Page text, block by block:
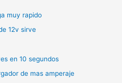
muy rapido
12v sirve
en 10 segundos
de mas amperaje